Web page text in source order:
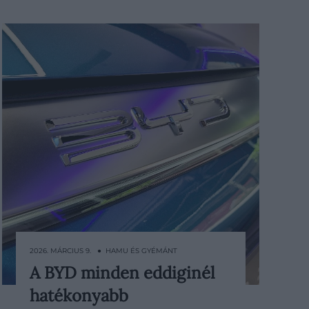
A kínai BYD újgenerációs
elektromosautó-akkumulátort
2026. MÁRCIUS 9. ● HAMU ÉS GYÉMÁNT
A BYD minden eddiginél
hatékonyabb